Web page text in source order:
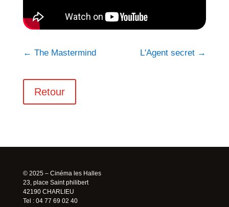
← The Mastermind L'Agent secret →
Retour
© 2025 – Cinéma les Halles
23, place Saint philibert
42190 CHARLIEU
Tel : 04 77 69 02 40